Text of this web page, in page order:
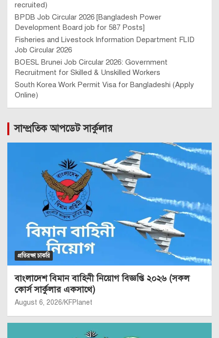
recruited)
BPDB Job Circular 2026 [Bangladesh Power
Development Board job for 587 Posts]
Fisheries and Livestock Information Department FLID
Job Circular 2026
BOESL Brunei Job Circular 2026: Government
Recruitment for Skilled & Unskilled Workers
South Korea Work Permit Visa for Bangladeshi (Apply
Online)
সাম্প্রতিক আপডেট সার্কুলার
প্রতিরক্ষা চাকরি
বাংলাদেশ বিমান বাহিনী নিয়োগ বিজ্ঞপ্তি ২০২৬ (সকল
কোর্স সার্কুলার একসাথে)
August 6, 2026 KFPlanet